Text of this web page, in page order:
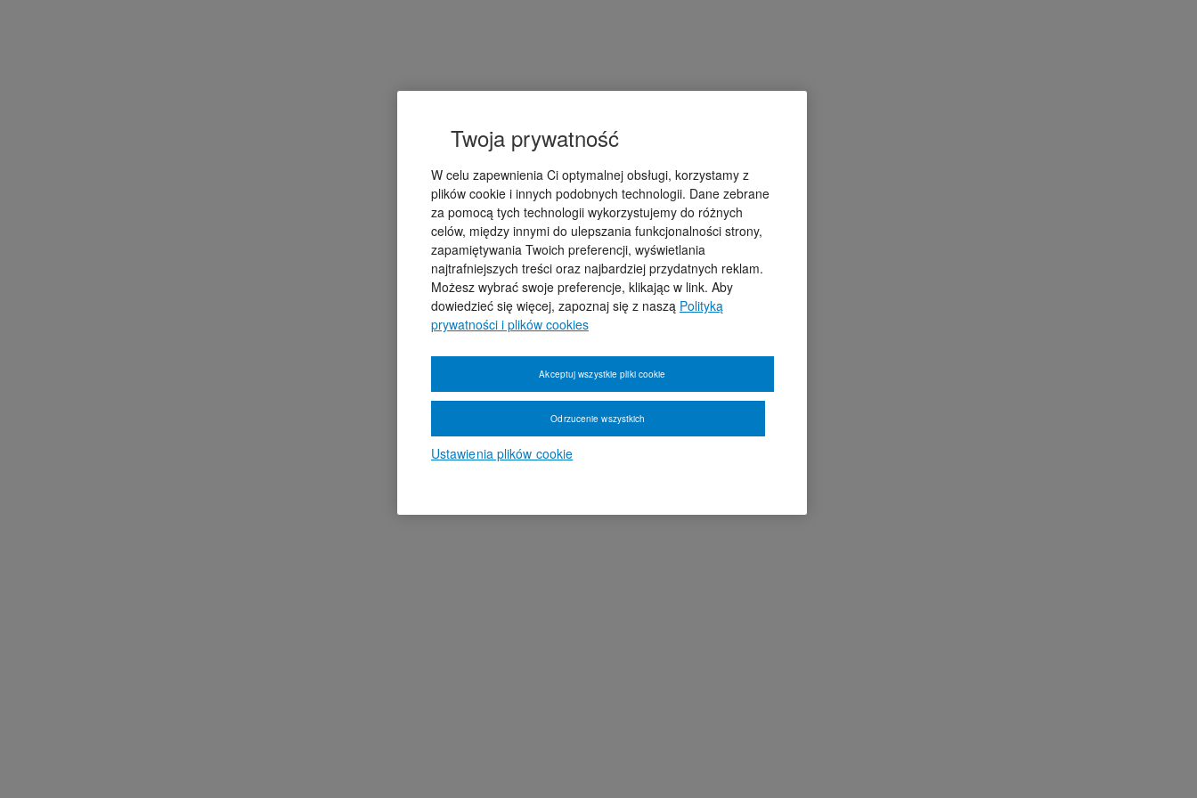
Twoja prywatność
W celu zapewnienia Ci optymalnej obsługi, korzystamy z
plików cookie i innych podobnych technologii. Dane zebrane
za pomocą tych technologii wykorzystujemy do różnych
celów, między innymi do ulepszania funkcjonalności strony,
zapamiętywania Twoich preferencji, wyświetlania
najtrafniejszych treści oraz najbardziej przydatnych reklam.
Możesz wybrać swoje preferencje, klikając w link. Aby
dowiedzieć się więcej, zapoznaj się z naszą Polityką
prywatności i plików cookies
Ustawienia plików cookie
Odrzucenie wszystkich
Akceptuj wszystkie pliki cookie